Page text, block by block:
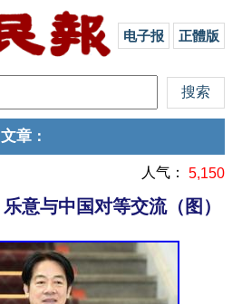
电子报 正體版
文章 ：
人气： 5,150
意与中国对等交流（图）